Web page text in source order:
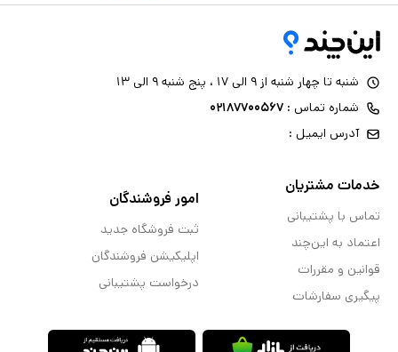
شنبه تا چهار شنبه از ۹ الی ۱۷ ، پنج شنبه ۹ الی ۱۳
شماره تماس : ۰۲۱۸۷۷۰۰۵۶۷
آدرس ایمیل :
خدمات مشتریان
تماس با پشتیبانی
اعتماد به این‌چند
قوانین و مقررات
پیگیری سفارشات
امور فروشندگان
ثبت فروشگاه جدید
اپلیکیشن فروشندگان
درخواست پشتیبانی